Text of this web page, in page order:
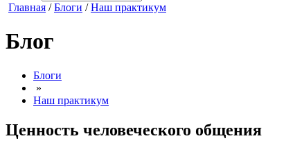
Главная /Блоги /Наш практикум
Блог
Блоги
»
Наш практикум
Ценность человеческого общения